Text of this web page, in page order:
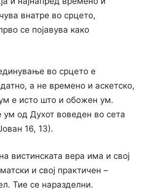
внатре во срцето,
се појавува како
во срцето е
а не времено и аскетско,
е исто што и обожен ум.
од Духот воведен во сета
16, 13).
вистинската вера има и свој
и свој практичен –
Тие се наразделни.